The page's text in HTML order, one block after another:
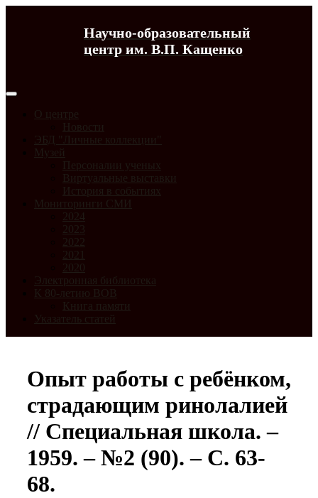
Научно-образовательный
центр им. В.П. Кащенко
О центре
Новости
ЭБД "Личные коллекции"
Музей
Персоналии ученых
Виртуальные выставки
История в событиях
Мониторинги СМИ
2024
2023
2022
2021
2020
Электронная библиотека
К 80-летию ВОВ
Книга памяти
Указатель статей
Опыт работы с ребёнком,
страдающим ринолалией
// Специальная школа. –
1959. – №2 (90). – С. 63-
68.